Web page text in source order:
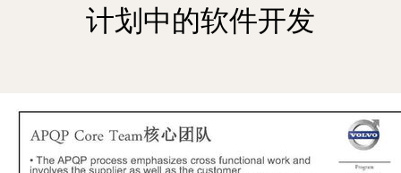
计划中的软件开发